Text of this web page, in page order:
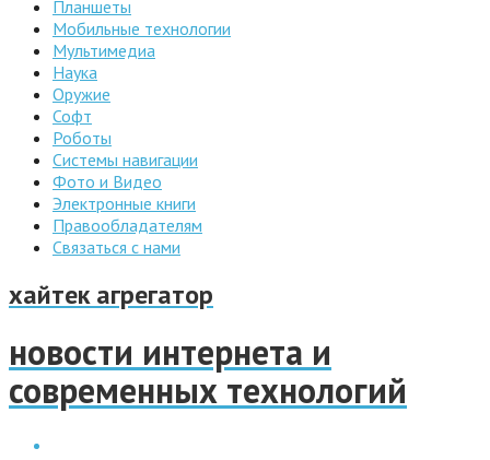
Планшеты
Мобильные технологии
Мультимедиа
Наука
Оружие
Софт
Роботы
Системы навигации
Фото и Видео
Электронные книги
Правообладателям
Связаться с нами
хайтек агрегатор
новости интернета и
современных технологий